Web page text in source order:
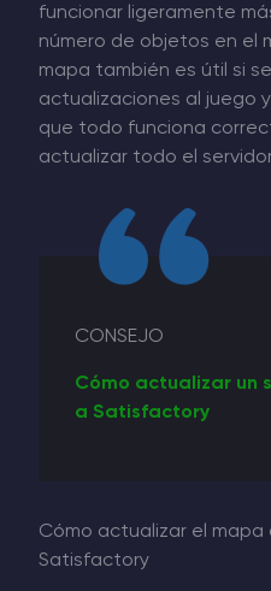
funcionar ligeramente
número de objetos en el
mapa también es útil si
actualizaciones al juego
que todo funciona
actualizar todo el
CONSEJO
Cómo actualizar un
a Satisfactory
Cómo actualizar el mapa
Satisfactory